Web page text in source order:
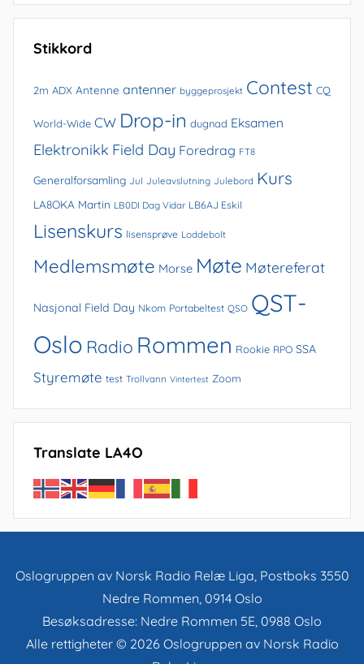
arkivet
Stikkord
2m ADX Antenne antenner byggeprosjekt Contest CQ
World-Wide CW Drop-in dugnad Eksamen
Elektronikk Field Day Foredrag FT8
Generalforsamling Jul Juleavslutning Julebord Kurs
LA8OKA Martin LB0DI Dag Vidar LB6AJ Eskil
Lisenskurs lisensprøve Loddebolt
Medlemsmøte Morse Møte Møtereferat
Nasjonal Field Day Nkom Portabeltest QSO QST-
Oslo Radio Rommen Rookie RPO SSA
Styremøte test Trollvann Vintertest Zoom
Translate LA4O
Oslogruppen av Norsk Radio Relæ Liga, Postboks 3550
Nedre Rommen, 0914 Oslo
Besøksadresse: Nedre Rommen 5E, 0988 Oslo
Alle rettigheter © 2026 Oslogruppen av Norsk Radio